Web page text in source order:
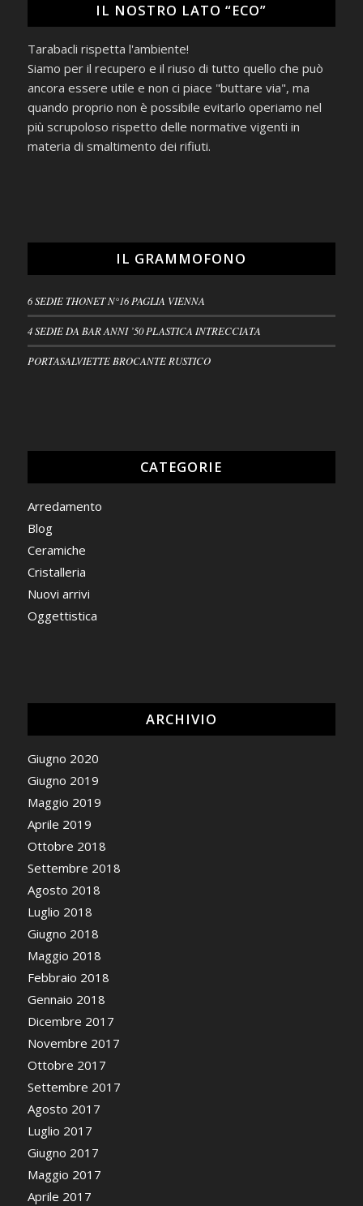
IL NOSTRO LATO “ECO”
Tarabacli rispetta l'ambiente!
Siamo per il recupero e il riuso di tutto quello che può
ancora essere utile e non ci piace "buttare via", ma
quando proprio non è possibile evitarlo operiamo nel
più scrupoloso rispetto delle normative vigenti in
materia di smaltimento dei rifiuti.
IL GRAMMOFONO
6 SEDIE THONET N°16 PAGLIA VIENNA
4 SEDIE DA BAR ANNI ’50 PLASTICA INTRECCIATA
PORTASALVIETTE BROCANTE RUSTICO
CATEGORIE
Arredamento
Blog
Ceramiche
Cristalleria
Nuovi arrivi
Oggettistica
ARCHIVIO
Giugno 2020
Giugno 2019
Maggio 2019
Aprile 2019
Ottobre 2018
Settembre 2018
Agosto 2018
Luglio 2018
Giugno 2018
Maggio 2018
Febbraio 2018
Gennaio 2018
Dicembre 2017
Novembre 2017
Ottobre 2017
Settembre 2017
Agosto 2017
Luglio 2017
Giugno 2017
Maggio 2017
Aprile 2017